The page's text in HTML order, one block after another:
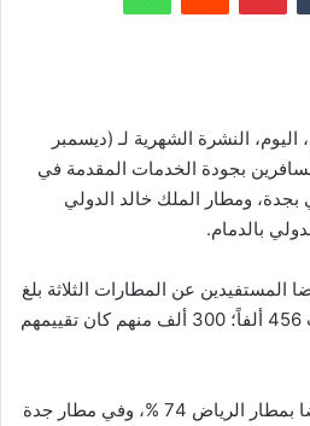
النشرة الشهرية لـ (ديسمبر
بجودة الخدمات المقدمة في
بجدة، ومطار الملك خالد الدولي
بالدمام.
المستفيدين عن المطارات الثلاثة بلغ
66 %، وأن إجمالي التقييمات 456 ألفاً؛ 300 ألف منهم كان تقييمهم
ووفق النتائج بلغت نسبة الرضا بمطار الرياض 74 %، وفي مطار جدة